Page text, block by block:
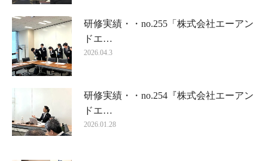
研修実績・・no.255「株式会社エーアン
ドエ…
2026.04.3
研修実績・・no.254『株式会社エーアン
ドエ…
2026.01.28